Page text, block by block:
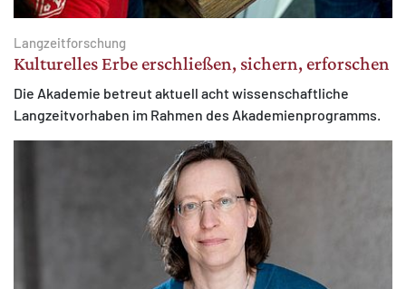
Langzeitforschung
Kulturelles Erbe erschließen, sichern, erforschen
Die Akademie betreut aktuell acht wissenschaftliche
Langzeitvorhaben im Rahmen des Akademienprogramms.